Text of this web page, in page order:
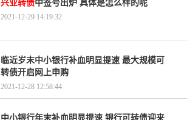
兴业转债中签号出炉 具体是怎么样的呢
2021-12-29 14:19:32
临近岁末中小银行补血明显提速 最大规模可
转债开启网上申购
2021-12-28 12:58:44
中小银行年末补血明显提速 银行可转债迎来